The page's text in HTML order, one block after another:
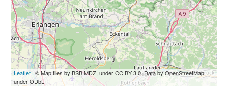
Leaflet| © Map tiles by BSB MDZ, under CC BY 3.0. Data by OpenStreetMap,
under ODbL